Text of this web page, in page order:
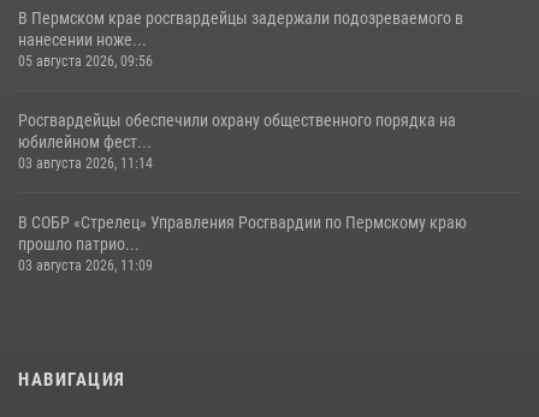
В Пермском крае росгвардейцы задержали подозреваемого в
нанесении ноже...
05 августа 2026, 09:56
Росгвардейцы обеспечили охрану общественного порядка на
юбилейном фест...
03 августа 2026, 11:14
В СОБР «Стрелец» Управления Росгвардии по Пермскому краю
прошло патрио...
03 августа 2026, 11:09
НАВИГАЦИЯ